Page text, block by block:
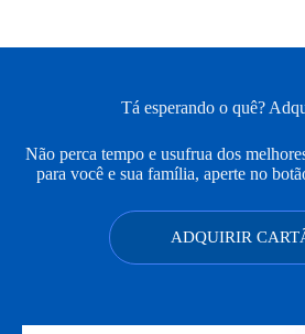
Tá esperando o quê?
Não perca tempo e usufrua dos
para você e sua família, aperte no
ADQUIRIR